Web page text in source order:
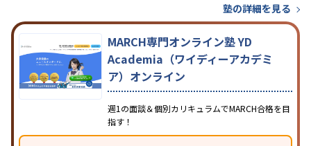
塾の詳細を見る
MARCH専門オンライン塾 YD
Academia（ワイディーアカデミ
ア）オンライン
週1の面談＆個別カリキュラムでMARCH合格を目
指す！